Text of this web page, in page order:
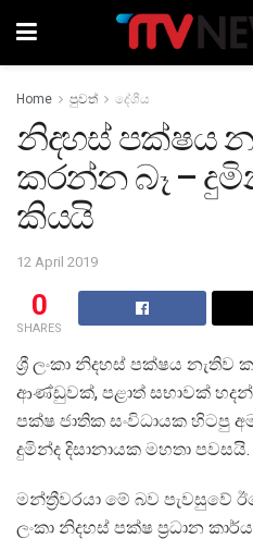
Home පුවත් දේශීය
නිදහස් පක්ෂය
කරන්න බෑ –
කියයි
12 April 2019
0
SHARES
ශ්‍රී ලංකා නිදහස් පක්ෂය
ආණ්ඩුවක්, පළාත් සභාවක්
පක්ෂ ජාතික සංවිධායක හිටපු
දුමින්ද දිසානායක මහතා පවසයි.
මන්ත්‍රීවරයා මේ බව පැවසුවේ
ලංකා නිදහස් පක්ෂ ප්‍රධාන